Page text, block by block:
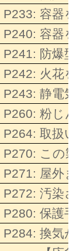
P233: 容器
P240: 容器
P241: 防爆
P242: 火花
P243: 静電
P260: 粉じ
P264: 取扱
P270: この
P271: 屋外
P272: 汚染
P280: 保護手
P284: 換気